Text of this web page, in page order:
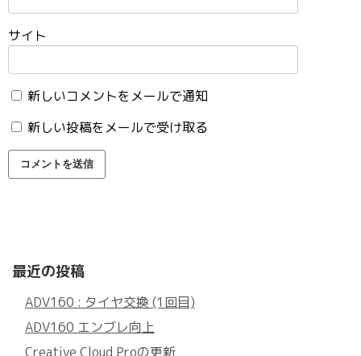
サイト
新しいコメントをメールで通知
新しい投稿をメールで受け取る
最近の投稿
ADV160 : タイヤ交換 (1回目)
ADV160 エンブレ向上
Creative Cloud Proの更新